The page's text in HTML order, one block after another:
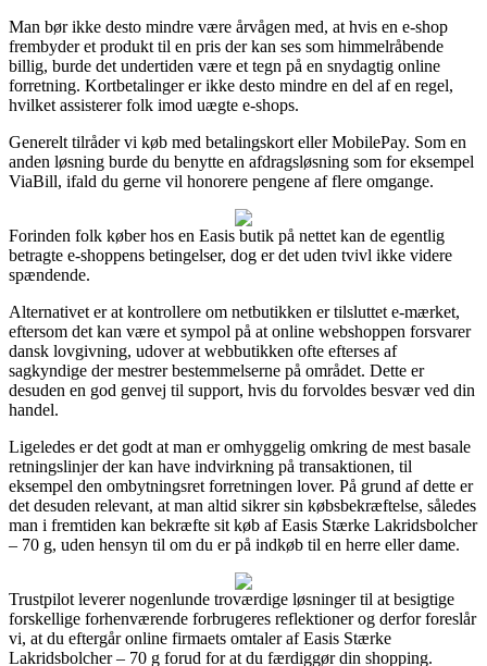
Man bør ikke desto mindre være årvågen med, at hvis en e-shop
frembyder et produkt til en pris der kan ses som himmelråbende
billig, burde det undertiden være et tegn på en snydagtig online
forretning. Kortbetalinger er ikke desto mindre en del af en regel,
hvilket assisterer folk imod uægte e-shops.
Generelt tilråder vi køb med betalingskort eller MobilePay. Som en
anden løsning burde du benytte en afdragsløsning som for eksempel
ViaBill, ifald du gerne vil honorere pengene af flere omgange.
Forinden folk køber hos en Easis butik på nettet kan de egentlig
betragte e-shoppens betingelser, dog er det uden tvivl ikke videre
spændende.
Alternativet er at kontrollere om netbutikken er tilsluttet e-mærket,
eftersom det kan være et sympol på at online webshoppen forsvarer
dansk lovgivning, udover at webbutikken ofte efterses af
sagkyndige der mestrer bestemmelserne på området. Dette er
desuden en god genvej til support, hvis du forvoldes besvær ved din
handel.
Ligeledes er det godt at man er omhyggelig omkring de mest basale
retningslinjer der kan have indvirkning på transaktionen, til
eksempel den ombytningsret forretningen lover. På grund af dette er
det desuden relevant, at man altid sikrer sin købsbekræftelse, således
man i fremtiden kan bekræfte sit køb af Easis Stærke Lakridsbolcher
– 70 g, uden hensyn til om du er på indkøb til en herre eller dame.
Trustpilot leverer nogenlunde troværdige løsninger til at besigtige
forskellige forhenværende forbrugeres reflektioner og derfor foreslår
vi, at du eftergår online firmaets omtaler af Easis Stærke
Lakridsbolcher – 70 g forud for at du færdiggør din shopping.